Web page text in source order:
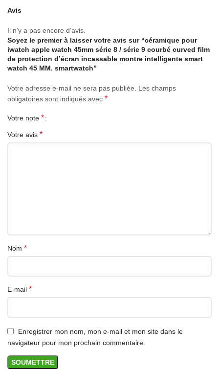
Avis
Il n’y a pas encore d’avis.
Soyez le premier à laisser votre avis sur “céramique pour
iwatch apple watch 45mm série 8 / série 9 courbé curved film
de protection d’écran incassable montre intelligente smart
watch 45 MM. smartwatch”
Votre adresse e-mail ne sera pas publiée. Les champs
obligatoires sont indiqués avec *
Votre note *
Votre avis *
Nom *
E-mail *
Enregistrer mon nom, mon e-mail et mon site dans le
navigateur pour mon prochain commentaire.